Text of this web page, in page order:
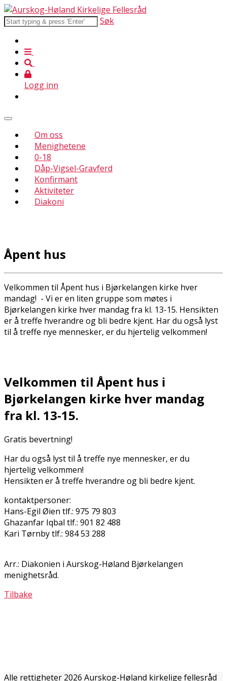
Søk
Logg inn
Om oss
Menighetene
0-18
Dåp-Vigsel-Gravferd
Konfirmant
Aktiviteter
Diakoni
Åpent hus
Velkommen til Åpent hus i Bjørkelangen kirke hver
mandag! - Vi er en liten gruppe som møtes i
Bjørkelangen kirke hver mandag fra kl. 13-15. Hensikten
er å treffe hverandre og bli bedre kjent. Har du også lyst
til å treffe nye mennesker, er du hjertelig velkommen!
Velkommen til Åpent hus i
Bjørkelangen kirke hver mandag
fra kl. 13-15.
Gratis bevertning!
Har du også lyst til å treffe nye mennesker, er du
hjertelig velkommen!
Hensikten er å treffe hverandre og bli bedre kjent.
kontaktpersoner:
Hans-Egil Øien tlf.: 975 79 803
Ghazanfar Iqbal tlf.: 901 82 488
Kari Tørnby tlf.: 984 53 288
Arr.: Diakonien i Aurskog-Høland Bjørkelangen
menighetsråd.
Tilbake
Alle rettigheter 2026 Aurskog-Høland kirkelige fellesråd